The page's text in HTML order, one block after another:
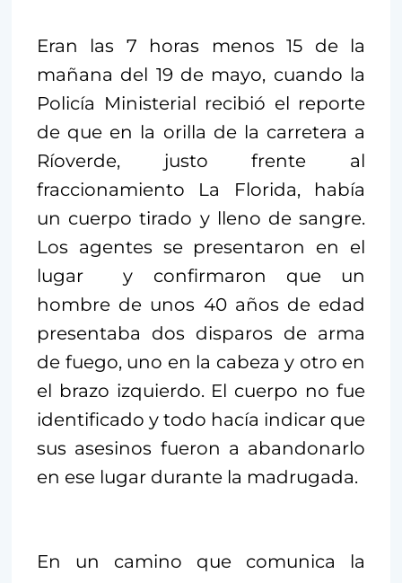
Eran las 7 horas menos 15 de la
mañana del 19 de mayo, cuando la
Policía Ministerial recibió el reporte
de que en la orilla de la carretera a
Ríoverde, justo frente al
fraccionamiento La Florida, había
un cuerpo tirado y lleno de sangre.
Los agentes se presentaron en el
lugar y confirmaron que un
hombre de unos 40 años de edad
presentaba dos disparos de arma
de fuego, uno en la cabeza y otro en
el brazo izquierdo. El cuerpo no fue
identificado y todo hacía indicar que
sus asesinos fueron a abandonarlo
en ese lugar durante la madrugada.
En un camino que comunica la